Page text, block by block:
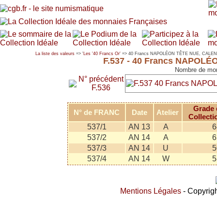
La liste des valeurs => 'Les '40 Francs Or' => 40 Francs NAPOLÉON TÊTE NUE,
F.537 - 40 Francs
Nombre de
N° précédent
F.536
N° de FRANC Date Atelier
Grade
537/1
AN 13 A
537/2
AN 14 A
537/3
AN 14 U
537/4
AN 14 W
Mentions Légales -